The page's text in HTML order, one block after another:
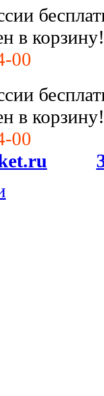
в корзину!
00
в корзину!
00